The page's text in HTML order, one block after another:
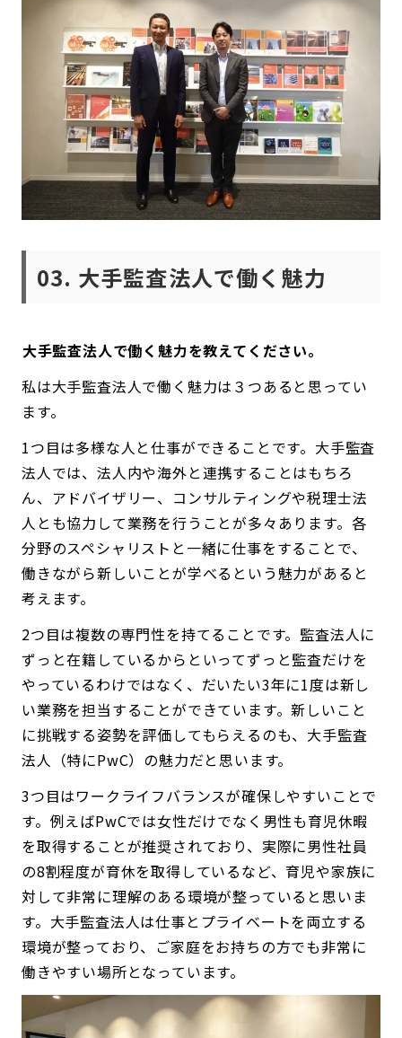
03. 大手監査法人で働く魅力
――大手監査法人で働く魅力を教えてください。
私は大手監査法人で働く魅力は３つあると思ってい
ます。
1つ目は多様な人と仕事ができることです。大手監査
法人では、法人内や海外と連携することはもちろ
ん、アドバイザリー、コンサルティングや税理士法
人とも協力して業務を行うことが多々あります。各
分野のスペシャリストと一緒に仕事をすることで、
働きながら新しいことが学べるという魅力があると
考えます。
2つ目は複数の専門性を持てることです。監査法人に
ずっと在籍しているからといってずっと監査だけを
やっているわけではなく、だいたい3年に1度は新し
い業務を担当することができています。新しいこと
に挑戦する姿勢を評価してもらえるのも、大手監査
法人（特にPwC）の魅力だと思います。
3つ目はワークライフバランスが確保しやすいことで
す。例えばPwCでは女性だけでなく男性も育児休暇
を取得することが推奨されており、実際に男性社員
の8割程度が育休を取得しているなど、育児や家族に
対して非常に理解のある環境が整っていると思いま
す。大手監査法人は仕事とプライベートを両立する
環境が整っており、ご家庭をお持ちの方でも非常に
働きやすい場所となっています。